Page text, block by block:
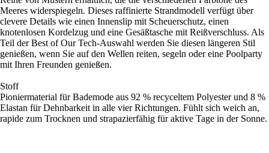
Meeres widerspiegeln. Dieses raffinierte Strandmodell verfügt über
clevere Details wie einen Innenslip mit Scheuerschutz, einen
knotenlosen Kordelzug und eine Gesäßtasche mit Reißverschluss. Als
Teil der Best of Our Tech-Auswahl werden Sie diesen längeren Stil
genießen, wenn Sie auf den Wellen reiten, segeln oder eine Poolparty
mit Ihren Freunden genießen.
Stoff
Pioniermaterial für Bademode aus 92 % recyceltem Polyester und 8 %
Elastan für Dehnbarkeit in alle vier Richtungen. Fühlt sich weich an,
rapide zum Trocknen und strapazierfähig für aktive Tage in der Sonne.